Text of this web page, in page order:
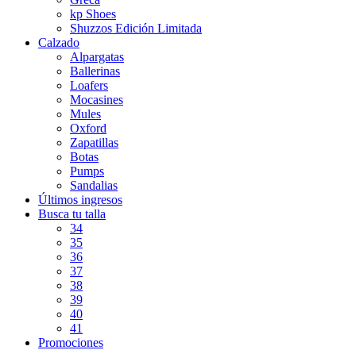
kp Shoes
Shuzzos Edición Limitada
Calzado
Alpargatas
Ballerinas
Loafers
Mocasines
Mules
Oxford
Zapatillas
Botas
Pumps
Sandalias
Últimos ingresos
Busca tu talla
34
35
36
37
38
39
40
41
Promociones